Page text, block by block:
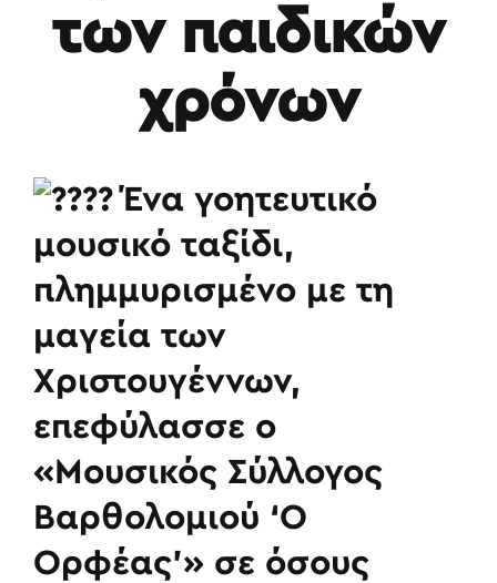
των παιδικών
χρόνων
Ένα γοητευτικό
μουσικό ταξίδι,
πλημμυρισμένο με τη
μαγεία των
Χριστουγέννων,
επεφύλασσε ο
«Μουσικός Σύλλογος
Βαρθολομιού ‘Ο
Ορφέας’» σε όσους